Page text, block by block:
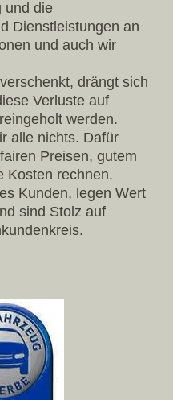
und die
Dienstleistungen an
und auch wir
drängt sich
Verluste auf
werden.
alle nichts. Dafür
Preisen, gutem
Kosten rechnen.
Kunden, legen Wert
sind Stolz auf